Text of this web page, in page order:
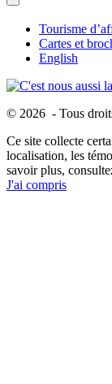
Tourisme
Cartes et
English
© 2026 - Tous
Ce site collecte
localisation, les
savoir plus,
J'ai compris